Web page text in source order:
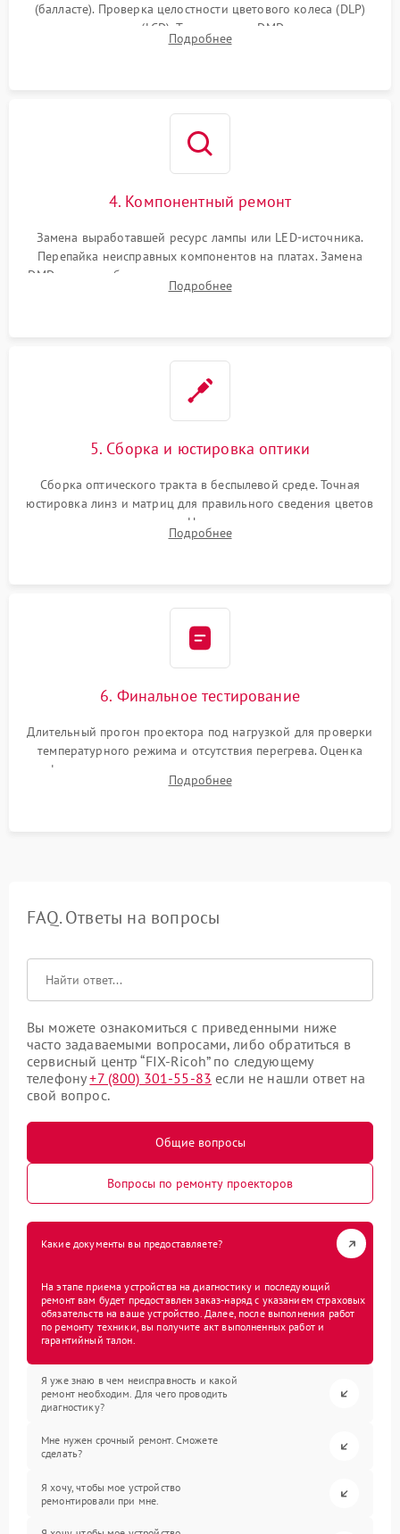
(балласте). Проверка целостности цветового колеса (DLP)
или поляризаторов (LCD). Тестирование DMD-чипа, датчиков
температуры и оптопар с помощью мультиметра и
Подробнее
4. Компонентный ремонт
Замена выработавшей ресурс лампы или LED-источника.
Перепайка неисправных компонентов на платах. Замена
DMD-чипа при битых пикселях, установка нового цветового
колеса или восстановление сгоревших поляризационных
Подробнее
5. Сборка и юстировка оптики
Сборка оптического тракта в беспылевой среде. Точная
юстировка линз и матриц для правильного сведения цветов
и устранения размытия. Надежное подключение всех
шлейфов, установка датчиков и закрытие корпуса
Подробнее
6. Финальное тестирование
Длительный прогон проектора под нагрузкой для проверки
температурного режима и отсутствия перегрева. Оценка
фокуса, контрастности и цветопередачи на тестовых
таблицах. Проверка работы всех видеовходов и кнопок
Подробнее
FAQ. Ответы на вопросы
Вы можете ознакомиться с приведенными ниже
часто задаваемыми вопросами, либо обратиться в
сервисный центр “FIX-Ricoh” по следующему
телефону+7 (800) 301-55-83 если не нашли ответ на
свой вопрос.
Общие вопросы
Вопросы по ремонту проекторов
Какие документы вы предоставляете?
На этапе приема устройства на диагностику и последующий
ремонт вам будет предоставлен заказ-наряд с указанием страховых
обязательств на ваше устройство. Далее, после выполнения работ
по ремонту техники, вы получите акт выполненных работ и
гарантийный талон.
Я уже знаю в чем неисправность и какой
ремонт необходим. Для чего проводить
диагностику?
Мне нужен срочный ремонт. Сможете
сделать?
Я хочу, чтобы мое устройство
ремонтировали при мне.